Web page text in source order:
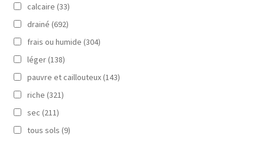
calcaire (33)
drainé (692)
frais ou humide (304)
léger (138)
pauvre et caillouteux (143)
riche (321)
sec (211)
tous sols (9)